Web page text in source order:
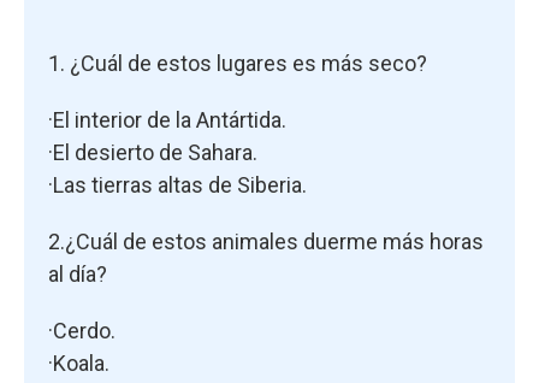
1. ¿Cuál de estos lugares es más seco?
·El interior de la Antártida.
·El desierto de Sahara.
·Las tierras altas de Siberia.
2.¿Cuál de estos animales duerme más horas
al día?
·Cerdo.
·Koala.